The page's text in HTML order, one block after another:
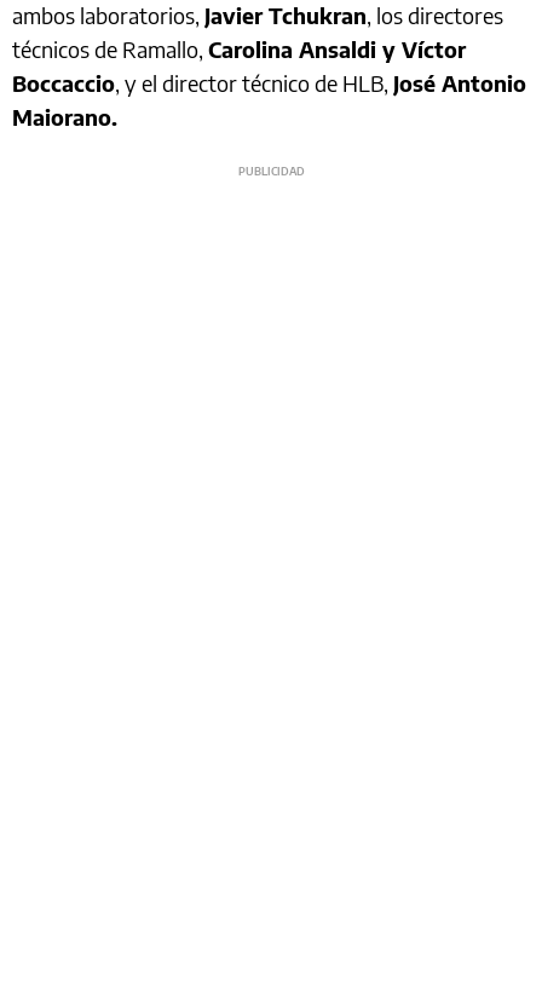
ambos laboratorios, Javier Tchukran, los directores
técnicos de Ramallo, Carolina Ansaldi y Víctor
Boccaccio, y el director técnico de HLB, José Antonio
Maiorano.